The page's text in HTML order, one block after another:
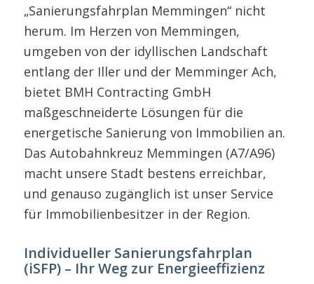
„Sanierungsfahrplan Memmingen“ nicht
herum. Im Herzen von Memmingen,
umgeben von der idyllischen Landschaft
entlang der Iller und der Memminger Ach,
bietet BMH Contracting GmbH
maßgeschneiderte Lösungen für die
energetische Sanierung von Immobilien an.
Das Autobahnkreuz Memmingen (A7/A96)
macht unsere Stadt bestens erreichbar,
und genauso zugänglich ist unser Service
für Immobilienbesitzer in der Region.
Individueller Sanierungsfahrplan
(iSFP) – Ihr Weg zur Energieeffizienz